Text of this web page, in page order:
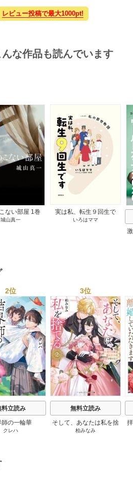
レビュー投稿で最大1000pt!
な作品も読んでいます
ない部屋 1巻
城山真一
実は私、転生９回生で
す マンガ 私の前世物
いろはママ
2位
料立読み
師の一輪華
クレハ
3位
無料立読み
そして、あなたは私を捨
てる
柏みなみ